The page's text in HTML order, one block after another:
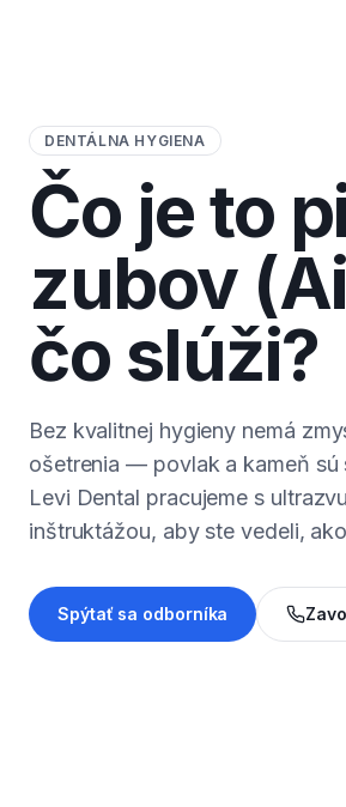
DENTÁLNA HYGIENA
Čo je to
zubov
čo slúži?
Bez kvalitnej hygieny nemá
ošetrenia — povlak a kameň
Levi Dental pracujeme s
inštruktážou, aby ste vedeli,
Spýtať sa odborníka